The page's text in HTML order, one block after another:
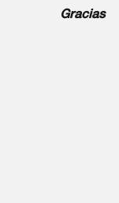
Gracias
detección de